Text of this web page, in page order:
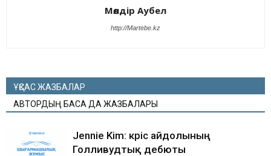
Мөлдір Аубел
http://Martebe.kz
ҰҚСАС ЖАЗБАЛАР
АВТОРДЫҢ БАСҚА ДА ЖАЗБАЛАРЫ
Jennie Kim: кәріс айдолының
Голливудтық дебюты